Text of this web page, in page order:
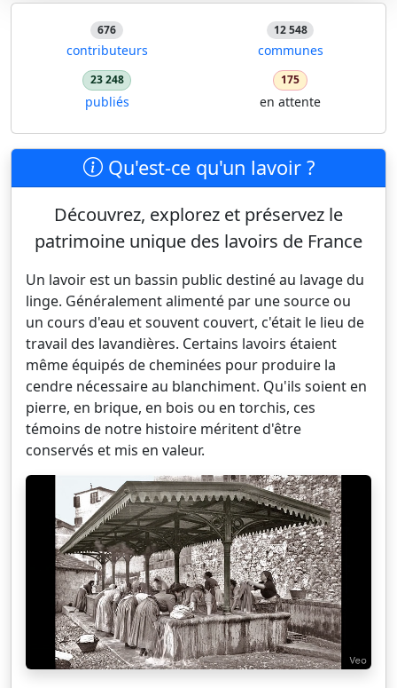
676
contributeurs
12 548
communes
23 248
publiés
175
en attente
Qu'est-ce qu'un lavoir ?
Découvrez, explorez et préservez le
patrimoine unique des lavoirs de France
Un lavoir est un bassin public destiné au lavage du
linge. Généralement alimenté par une source ou
un cours d'eau et souvent couvert, c'était le lieu de
travail des lavandières. Certains lavoirs étaient
même équipés de cheminées pour produire la
cendre nécessaire au blanchiment. Qu'ils soient en
pierre, en brique, en bois ou en torchis, ces
témoins de notre histoire méritent d'être
conservés et mis en valeur.